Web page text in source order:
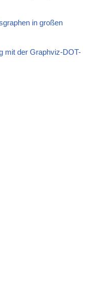
in großen
mit der Graphviz-DOT-